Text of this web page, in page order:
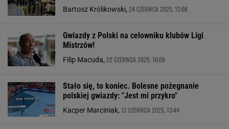
Bartosz Królikowski, 24 CZERWCA 2025, 12:08
Gwiazdy z Polski na celowniku klubów Ligi
Mistrzów!
Filip Macuda, 22 CZERWCA 2025, 16:09
Stało się, to koniec. Bolesne pożegnanie
polskiej gwiazdy: "Jest mi przykro"
Kacper Marciniak, 12 CZERWCA 2025, 13:44